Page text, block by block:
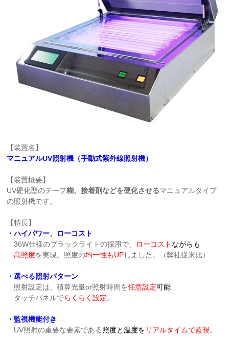
【装置名】
マニュアルUV照射機（手動式紫外線照射機）
【装置概要】
UV硬化型のテープ糊、接着剤などを硬化させるマニュアルタイプ
の照射機です。
【特長】
・ハイパワー、ローコスト
36W仕様のブラックライトの採用で、 ローコスト ながらも
高照度を実現。照度の均一性もUPしました。（弊社従来比）
・選べる照射パターン
照射設定は、積算光量or照射時間を任意設定可能
タッチパネルでらくらく設定。
・監視機能付き
UV照射の重要な要素である照度と温度を リアルタイムで監視 。